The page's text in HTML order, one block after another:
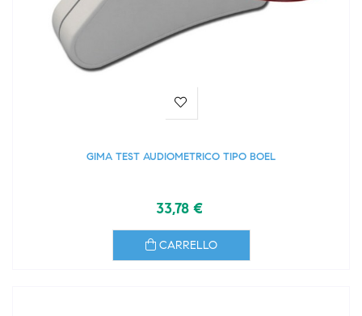
GIMA TEST AUDIOMETRICO TIPO BOEL
33,78 €
CARRELLO